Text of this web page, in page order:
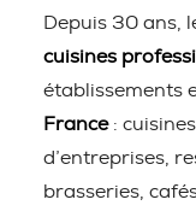
Depuis 30 ans,
cuisines
établissements
France:
d’entreprises,
brasseries,